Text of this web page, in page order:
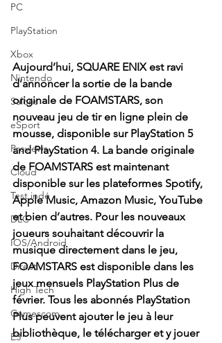
PC
PlayStation
Xbox
Nintendo
Salons
eSport
Previews
Cloud
Test indé
DLC
IOS/Android
Direct
High Tech
Gamescom
E3
Aujourd’hui, SQUARE ENIX est ravi
d’annoncer la sortie de la bande
originale de FOAMSTARS, son
nouveau jeu de tir en ligne plein de
mousse, disponible sur PlayStation 5
and PlayStation 4. La bande originale
de FOAMSTARS est maintenant
disponible sur les plateformes Spotify,
Apple Music, Amazon Music, YouTube
et bien d’autres. Pour les nouveaux
joueurs souhaitant découvrir la
musique directement dans le jeu,
FOAMSTARS est disponible dans les
jeux mensuels PlayStation Plus de
février. Tous les abonnés PlayStation
Plus peuvent ajouter le jeu à leur
bibliothèque, le télécharger et y jouer